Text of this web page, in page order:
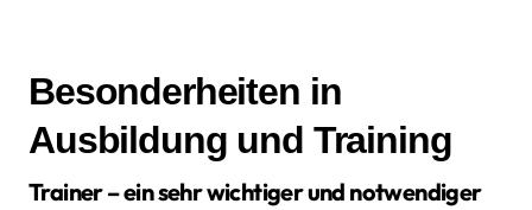
Besonderheiten in
Ausbildung und Training
Trainer – ein sehr wichtiger und notwendiger